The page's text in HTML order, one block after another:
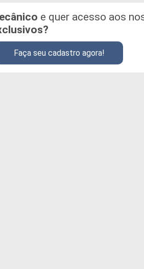
e quer acesso aos
Faça seu cadastro agora!